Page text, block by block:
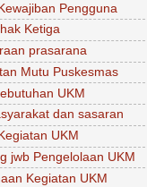
Pengguna
Ketiga
prasarana
Mutu Puskesmas
UKM
dan sasaran
UKM
jwb Pengelolaan UKM
Kegiatan UKM